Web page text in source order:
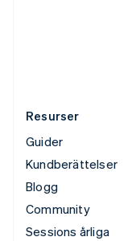
Resurser
Guider
Kundberättelser
Blogg
Community
Sessions årliga